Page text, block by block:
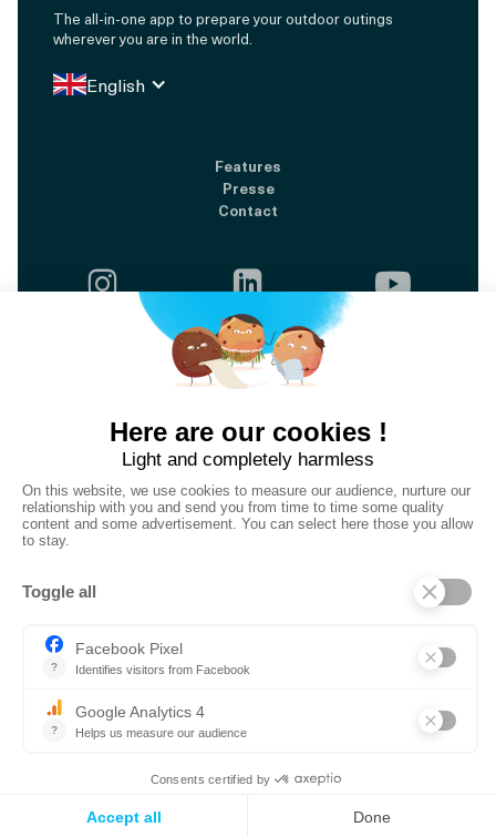
The all-in-one app to prepare your outdoor outings
wherever you are in the world.
English
Features
Presse
Contact
  

Available on
Download in
Open the Web App
on your computer
Privacy Policy